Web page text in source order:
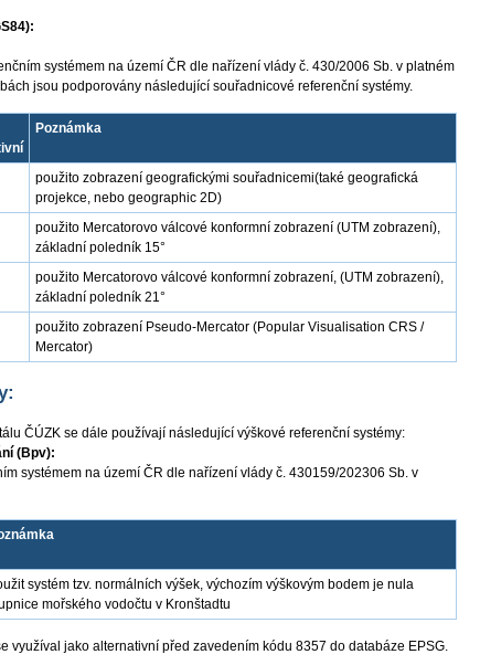
systémem na území ČR dle nařízení vlády č. 430/2006 Sb. v platném
jsou podporovány následující souřadnicové referenční systémy.
Poznámka
použito zobrazení geografickými souřadnicemi(také geografická
projekce, nebo geographic 2D)
použito Mercatorovo válcové konformní zobrazení (UTM zobrazení),
základní poledník 15°
použito Mercatorovo válcové konformní zobrazení, (UTM zobrazení),
základní poledník 21°
použito zobrazení Pseudo-Mercator (Popular Visualisation CRS /
Mercator)
ČÚZK se dále používají následující výškové referenční systémy:
(Bpv):
systémem na území ČR dle nařízení vlády č. 430159/202306 Sb. v
systém tzv. normálních výšek, výchozím výškovým bodem je nula
mořského vodočtu v Kronštadtu
využíval jako alternativní před zavedením kódu 8357 do databáze EPSG.